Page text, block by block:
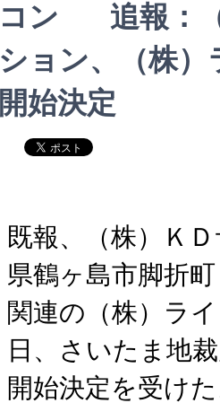
追報：
ション、（株
開始決定
既報、（株）Ｋ
県鶴ヶ島市脚折
関連の（株）ラ
日、さいたま地
開始決定を受け